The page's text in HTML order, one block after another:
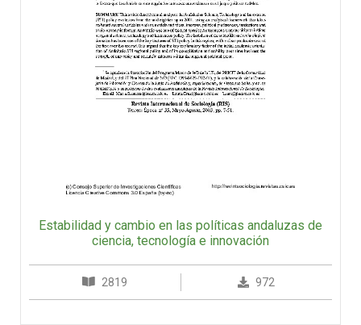
Estabilidad y cambio en las políticas andaluzas de
ciencia, tecnología e innovación
2819 972